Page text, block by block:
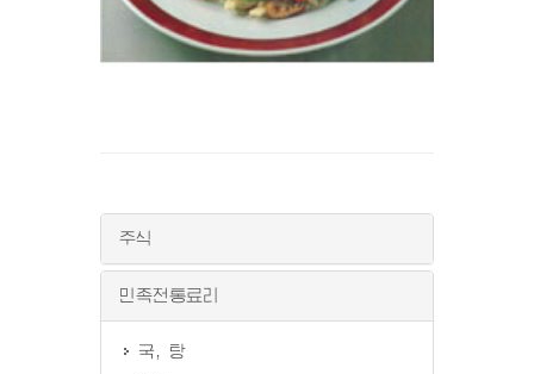
주식
민족전통료리
국, 탕